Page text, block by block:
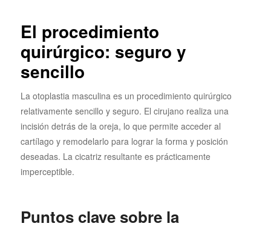
El procedimiento
quirúrgico: seguro y
sencillo
La otoplastia masculina es un procedimiento quirúrgico
relativamente sencillo y seguro. El cirujano realiza una
incisión detrás de la oreja, lo que permite acceder al
cartílago y remodelarlo para lograr la forma y posición
deseadas. La cicatriz resultante es prácticamente
imperceptible.
Puntos clave sobre la